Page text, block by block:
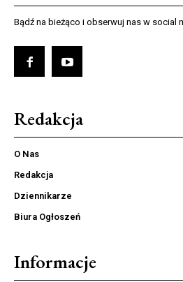
Bądź na bieżąco i obserwuj nas w social
Redakcja
O Nas
Redakcja
Dziennikarze
Biura Ogłoszeń
Informacje